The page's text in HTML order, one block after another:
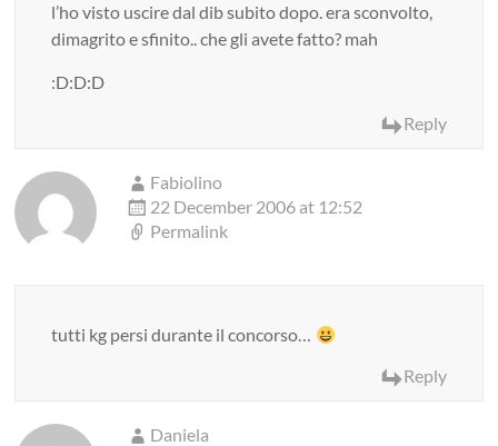
l’ho visto uscire dal dib subito dopo. era sconvolto,
dimagrito e sfinito.. che gli avete fatto? mah
:D:D:D
Reply
Fabiolino
22 December 2006 at 12:52
Permalink
tutti kg persi durante il concorso…
Reply
Daniela